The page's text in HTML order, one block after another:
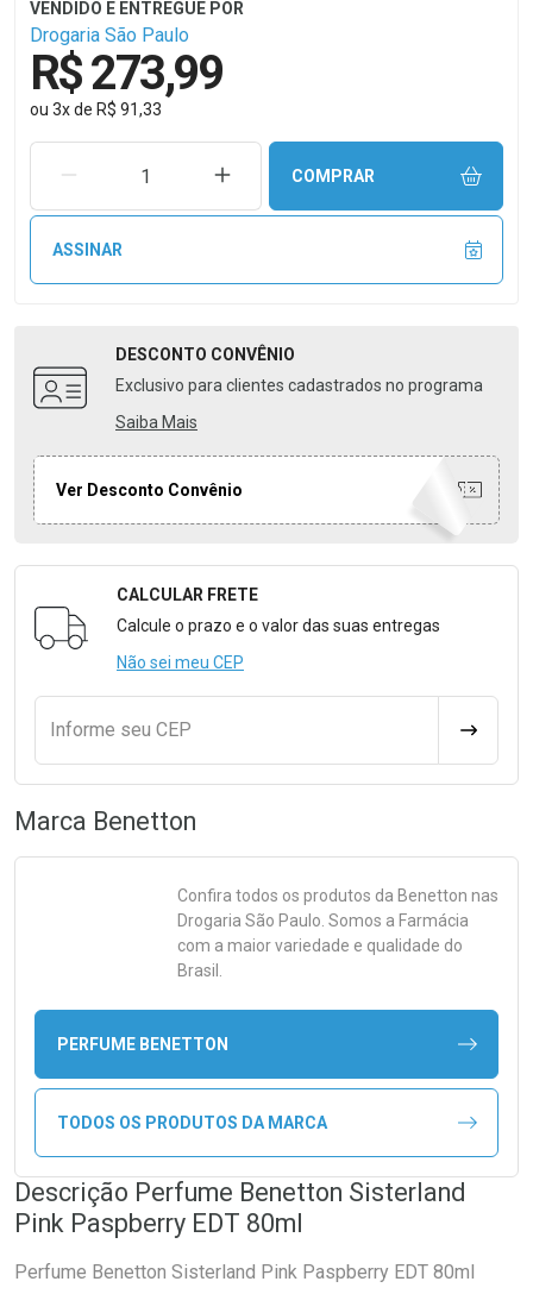
Drogaria São Paulo
R$ 273,99
ou 3xde R$ 91,33
REMOVER UMA UNIDADEAUMENTAR UMA UNIDADE
COMPRAR
ASSINAR
DESCONTO CONVÊNIO
Exclusivo para clientes cadastrados no programa
Saiba Mais
Ver Desconto Convênio
Formulário para Calcular o Frete
CALCULAR FRETE
Calcule o prazo e o valor das suas entregas
Não sei meu CEP
Informe seu CEP
Marca Benetton
Confira todos os produtos da Benetton nas
Drogaria São Paulo. Somos a Farmácia
com a maior variedade e qualidade do
Brasil.
PERFUME BENETTON
TODOS OS PRODUTOS DA MARCA
Descrição Perfume Benetton Sisterland
Pink Paspberry EDT 80ml
Perfume Benetton Sisterland Pink Paspberry EDT 80ml